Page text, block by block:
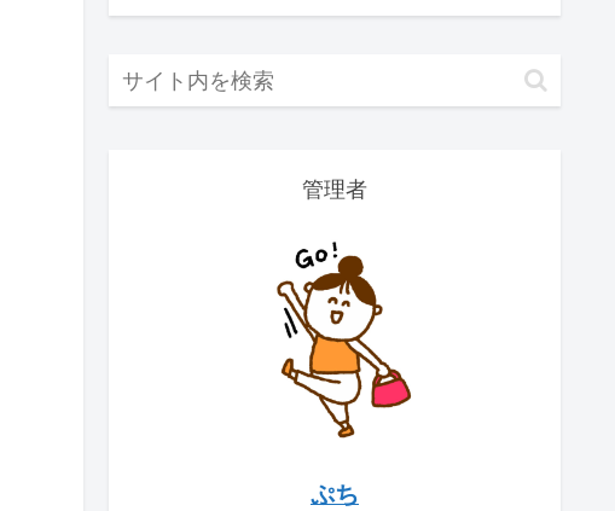
管理者
ぷち